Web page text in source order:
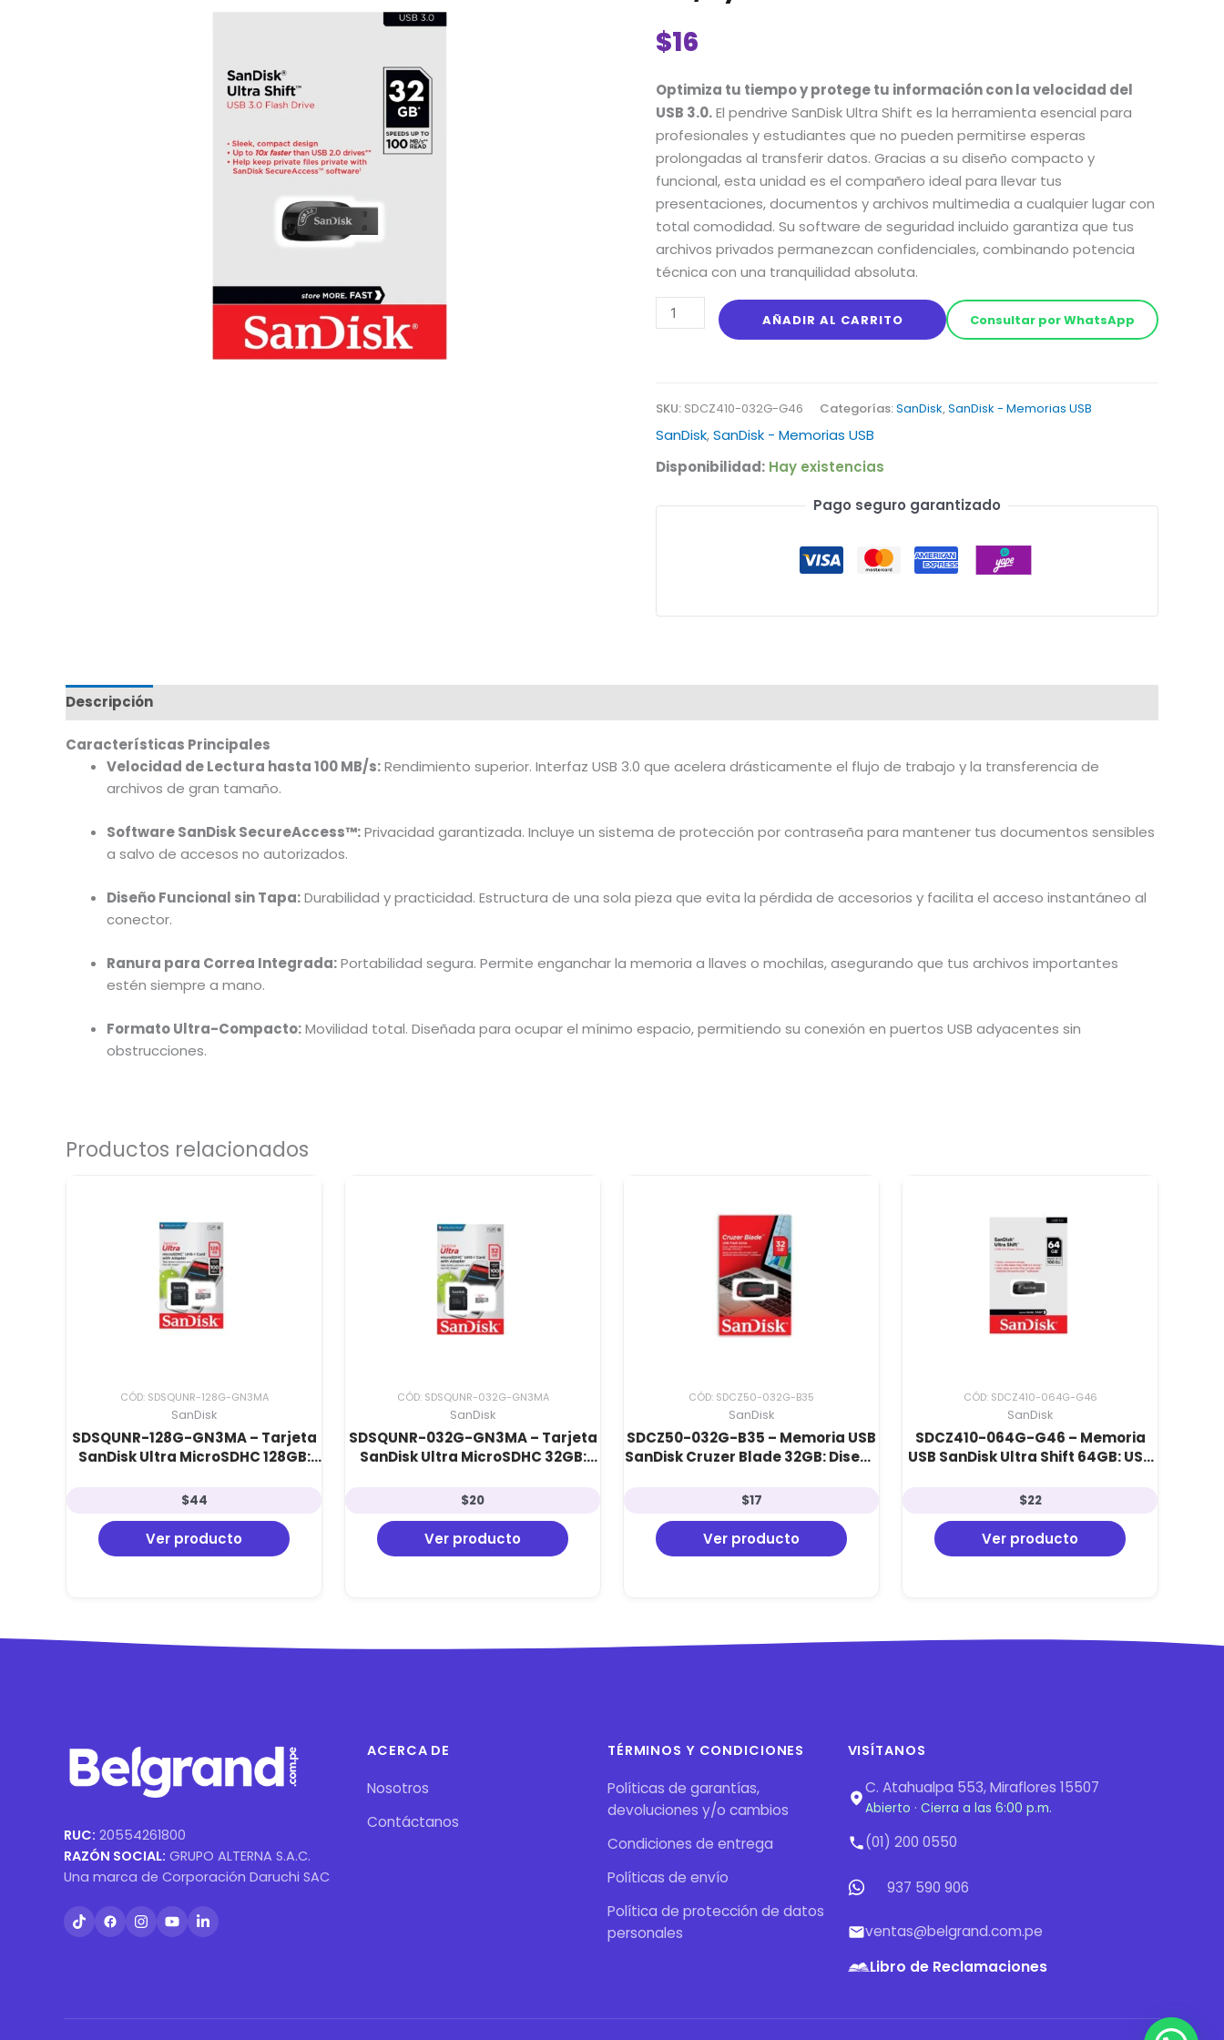
SanDisk,SanDisk - Memorias USB
$16
Optimiza tu tiempo y protege tu información con la velocidad del
USB 3.0.El pendrive SanDisk Ultra Shift es la herramienta esencial para
profesionales y estudiantes que no pueden permitirse esperas
prolongadas al transferir datos. Gracias a su diseño compacto y
funcional, esta unidad es el compañero ideal para llevar tus
presentaciones, documentos y archivos multimedia a cualquier lugar con
total comodidad. Su software de seguridad incluido garantiza que tus
archivos privados permanezcan confidenciales, combinando potencia
técnica con una tranquilidad absoluta.
Disponibilidad: Hay existencias
USB
SanDisk
Shift
32GB:
USB
3.0,
100
MB/s
y
Cifrado
SecureAccess
cantidad
AÑADIR AL CARRITO Consultar por WhatsApp
SKU: SDCZ410-032G-G46 Categorías:SanDisk,SanDisk - Memorias USB
Pago seguro garantizado
Descripción
Características Principales
Velocidad de Lectura hasta 100 MB/s:Rendimiento superior. Interfaz USB 3.0 que acelera drásticamente el flujo de trabajo y la transferencia de
archivos de gran tamaño.
Software SanDisk SecureAccess™:Privacidad garantizada. Incluye un sistema de protección por contraseña para mantener tus documentos sensibles
a salvo de accesos no autorizados.
Diseño Funcional sin Tapa:Durabilidad y practicidad. Estructura de una sola pieza que evita la pérdida de accesorios y facilita el acceso instantáneo al
conector.
Ranura para Correa Integrada:Portabilidad segura. Permite enganchar la memoria a llaves o mochilas, asegurando que tus archivos importantes
estén siempre a mano.
Formato Ultra-Compacto:Movilidad total. Diseñada para ocupar el mínimo espacio, permitiendo su conexión en puertos USB adyacentes sin
obstrucciones.
Productos relacionados
CÓD: SDSQUNR-128G-GN3MA
SanDisk
SDSQUNR-128G-GN3MA – Tarjeta
SanDisk Ultra MicroSDHC 128GB:
Adaptador SD
$44
Ver producto
CÓD: SDSQUNR-032G-GN3MA
SanDisk
SDSQUNR-032G-GN3MA – Tarjeta
SanDisk Ultra MicroSDHC 32GB:
Adaptador SD
$20
Ver producto
CÓD: SDCZ50-032G-B35
SanDisk
SDCZ50-032G-B35 – Memoria USB
SanDisk Cruzer Blade 32GB: Diseño
Durabilidad
$17
Ver producto
CÓD: SDCZ410-064G-G46
SanDisk
SDCZ410-064G-G46 – Memoria
USB SanDisk Ultra Shift 64GB: USB
$22
Ver producto
RUC: 20554261800
RAZÓN SOCIAL: GRUPO ALTERNA S.A.C.
Una marca de Corporación Daruchi SAC
ACERCA DE
Nosotros
Contáctanos
TÉRMINOS Y CONDICIONES
Políticas de garantías,
devoluciones y/o cambios
Condiciones de entrega
Políticas de envío
Política de protección de datos
personales
VISÍTANOS
C. Atahualpa 553, Miraflores 15507
Abierto · Cierra a las 6:00 p.m.
(01) 200 0550
937 590 906
ventas@belgrand.com.pe
Libro de Reclamaciones